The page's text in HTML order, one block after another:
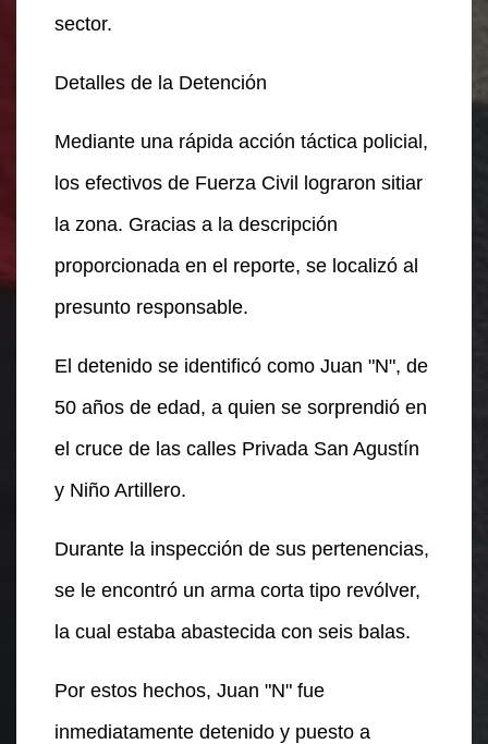
sector.
Detalles de la Detención
Mediante una rápida acción táctica policial,
los efectivos de Fuerza Civil lograron sitiar
la zona. Gracias a la descripción
proporcionada en el reporte, se localizó al
presunto responsable.
El detenido se identificó como Juan "N", de
50 años de edad, a quien se sorprendió en
el cruce de las calles Privada San Agustín
y Niño Artillero.
Durante la inspección de sus pertenencias,
se le encontró un arma corta tipo revólver,
la cual estaba abastecida con seis balas.
Por estos hechos, Juan "N" fue
inmediatamente detenido y puesto a